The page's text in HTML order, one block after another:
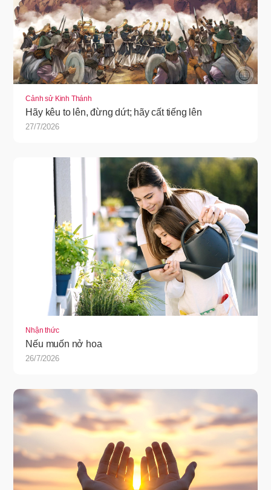
Cảnh sử Kinh Thánh
Hãy kêu to lên, đừng dứt; hãy cất tiếng lên
27/7/2026
Nhận thức
Nếu muốn nở hoa
26/7/2026